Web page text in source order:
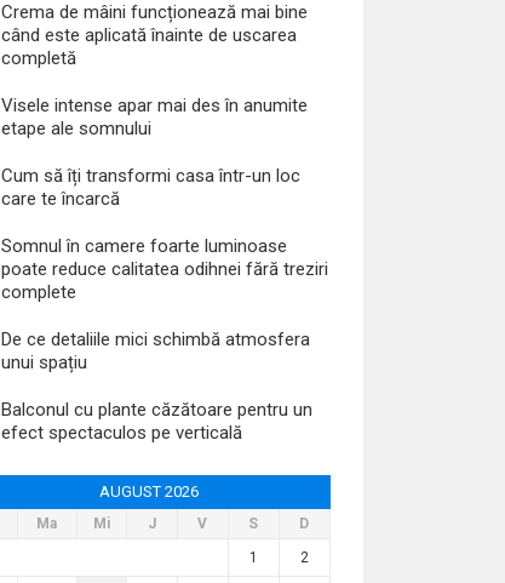
Crema de mâini funcționează mai bine
când este aplicată înainte de uscarea
completă
Visele intense apar mai des în anumite
etape ale somnului
Cum să îți transformi casa într-un loc
care te încarcă
Somnul în camere foarte luminoase
poate reduce calitatea odihnei fără treziri
complete
De ce detaliile mici schimbă atmosfera
unui spațiu
Balconul cu plante căzătoare pentru un
efect spectaculos pe verticală
AUGUST 2026
Ma Mi J V S
D
1
2